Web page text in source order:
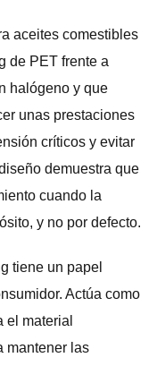
aceites comestibles
de PET frente a
halógeno y que
unas prestaciones
críticos y evitar
demuestra que
cuando la
y no por defecto.
tiene un papel
Actúa como
el material
mantener las